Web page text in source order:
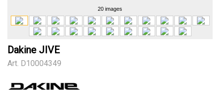
20 images
Dakine JIVE
Art. D10004349